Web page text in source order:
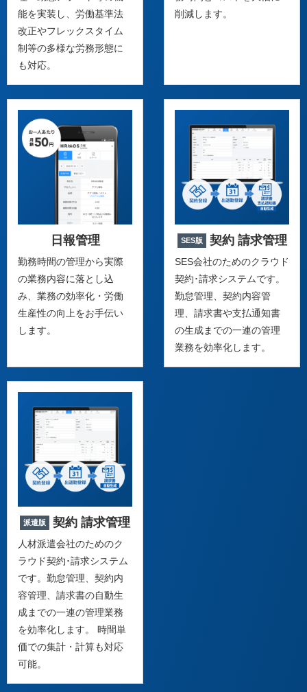
能を実装し、労働基準法
改正やフレックスタイム
制等の多様な労務形態に
も対応。
削減します。
日報管理
勤務時間の管理から実際
の業務内容に落とし込
み、業務の効率化・労働
生産性の向上をお手伝い
します。
SES版 契約 請求管理
SES会社のためのクラウド
契約･請求システムです。
勤怠管理、契約内容管
理、請求書や支払通知書
の生成までの一連の管理
業務を効率化します。
派遣版 契約 請求管理
人材派遣会社のためのク
ラウド契約･請求システム
です。勤怠管理、契約内
容管理、請求書の自動生
成までの一連の管理業務
を効率化します。 時間単
価での集計・計算も対応
可能。